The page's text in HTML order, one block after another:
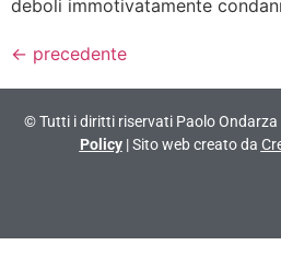
deboli immotivatamente
← precedente
© Tutti i diritti riservati Paolo Ondarza
Policy| Sito web creato da